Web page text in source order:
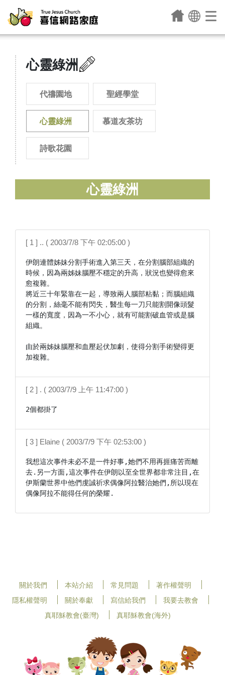
心靈綠洲
代禱園地 聖經學堂
心靈綠洲 慕道友茶坊
詩歌花園
心靈綠洲
[ 1 ] .. ( 2003/7/8 下午 02:05:00 )
伊朗連體姊妹分割手術進入第三天，在分割腦部組織的
時候，因為兩姊妹腦壓不穩定的升高，狀況也變得愈來
愈複雜。
將近三十年緊靠在一起，導致兩人腦部粘黏；而腦組織
的分割，絲毫不能有閃失，醫生每一刀只能割開像頭髮
一樣的寬度，因為一不小心，就有可能割破血管或是腦
組織。
由於兩姊妹腦壓和血壓起伏加劇，使得分割手術變得更
[ 2 ] . ( 2003/7/9 上午 11:47:00 )
2個都掛了
[ 3 ] Elaine ( 2003/7/9 下午 02:53:00 )
我想這次事件未必不是一件好事,她們不用再捱痛苦而離
去.另一方面,這次事件在伊朗以至全世界都非常注目,在
伊斯蘭世界中他們虔誠祈求偶像阿拉醫治她們,所以現在
偶像阿拉不能得任何的榮耀.
關於我們 本站介紹 常見問題
著作權聲明
隱私權聲明
關於奉獻 寫信給我們
我要去教會
真耶穌教會(臺灣)
真耶穌教會(海外)